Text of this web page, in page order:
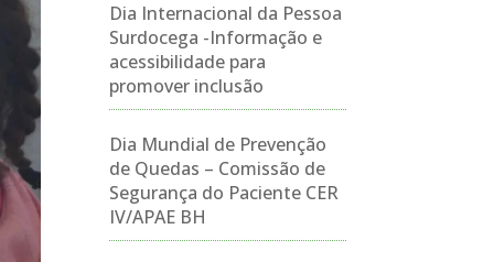
Dia Internacional da Pessoa
Surdocega -Informação e
acessibilidade para
promover inclusão
Dia Mundial de Prevenção
de Quedas – Comissão de
Segurança do Paciente CER
IV/APAE BH